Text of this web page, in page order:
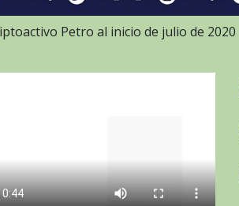
Petro al inicio de julio de 2020